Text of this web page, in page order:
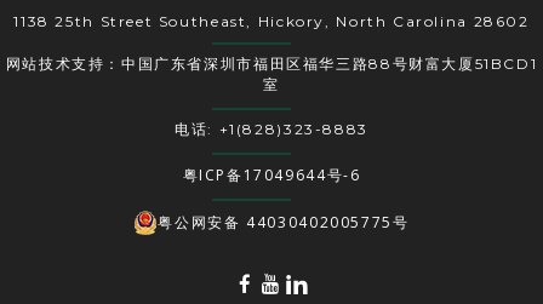
1138 25th Street Southeast, Hickory, North Carolina 28602
网站技术支持：中国广东省深圳市福田区福华三路88号财富大厦51BCD1
室
电话: +1(828)323-8883
粤ICP备17049644号-6
粤公网安备 44030402005775号